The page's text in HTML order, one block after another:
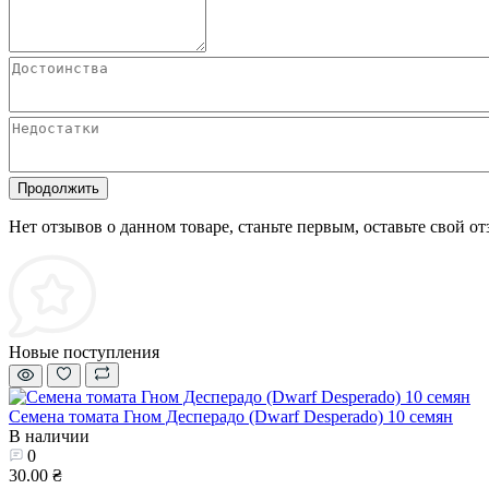
Продолжить
Нет отзывов о данном товаре, станьте первым, оставьте свой
Новые поступления
Семена томата Гном Десперадо (Dwarf Desperado) 10 семян
В наличии
0
30.00 ₴